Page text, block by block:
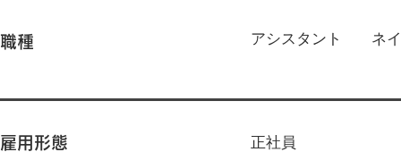
職種 アシスタント ネ
雇用形態 正社員